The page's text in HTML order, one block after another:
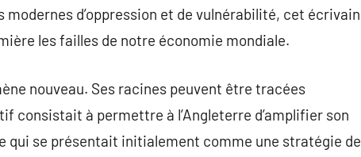
d’oppression et de vulnérabilité, cet écrivain
les failles de notre économie mondiale.
nouveau. Ses racines peuvent être tracées
consistait à permettre à l’Angleterre d’amplifier son
se présentait initialement comme une stratégie de